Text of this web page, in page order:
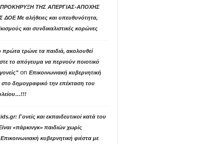
ΤΗΣ ΑΠΕΡΓΙΑΣ-ΑΠΟΧΗΣ
Με αλήθειες και υπευθυνότητα,
και συνδικαλιστικές κορώνες
τρώνε τα παιδιά, ακολουθεί
το απόγευμα να περνούν ποιοτικό
on Επικοινωνιακή κυβερνητική
στο δημογραφικό την επέκταση του
Γονείς και εκπαιδευτικοί κατά του
«πάρκινγκ» παιδιών χωρίς
Επικοινωνιακή κυβερνητική φιέστα με